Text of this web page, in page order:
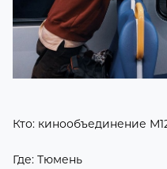
Кто: кинообъединение
Где: Тюмень